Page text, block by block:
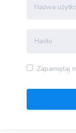
Zapamiętaj